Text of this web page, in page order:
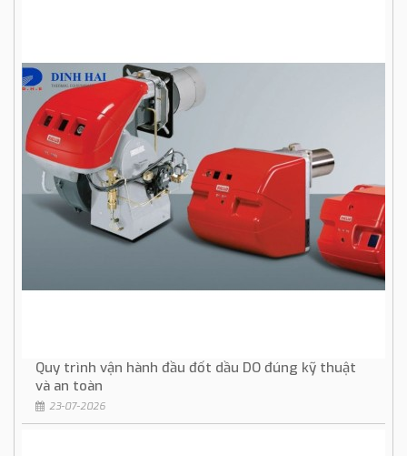
Quy trình vận hành đầu đốt dầu DO đúng kỹ thuật
và an toàn
23-07-2026